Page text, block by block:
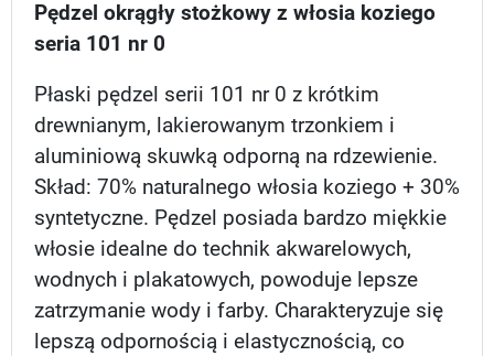
Pędzel okrągły stożkowy z włosia koziego
seria 101 nr 0
Płaski pędzel serii 101 nr 0 z krótkim
drewnianym, lakierowanym trzonkiem i
aluminiową skuwką odporną na rdzewienie.
Skład: 70% naturalnego włosia koziego + 30%
syntetyczne. Pędzel posiada bardzo miękkie
włosie idealne do technik akwarelowych,
wodnych i plakatowych, powoduje lepsze
zatrzymanie wody i farby. Charakteryzuje się
lepszą odpornością i elastycznością, co